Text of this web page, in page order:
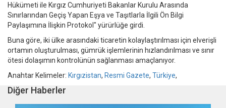
Hükümeti ile Kırgız Cumhuriyeti Bakanlar Kurulu Arasında
Sınırlarından Geçiş Yapan Eşya ve Taşıtlarla İlgili Ön Bilgi
Paylaşımına İlişkin Protokol" yürürlüğe girdi.
Buna göre, iki ülke arasındaki ticaretin kolaylaştırılması için elverişli
ortamın oluşturulması, gümrük işlemlerinin hızlandırılması ve sınır
ötesi dolaşımın kontrolünün sağlanması amaçlanıyor.
Anahtar Kelimeler: Kırgızistan, Resmi Gazete, Türkiye,
Diğer Haberler